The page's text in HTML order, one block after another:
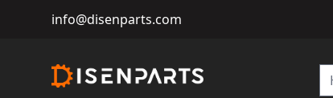
info@disenparts.com